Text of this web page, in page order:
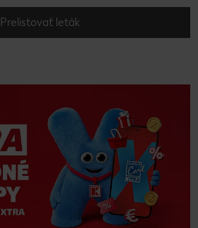
Prelistovať leták